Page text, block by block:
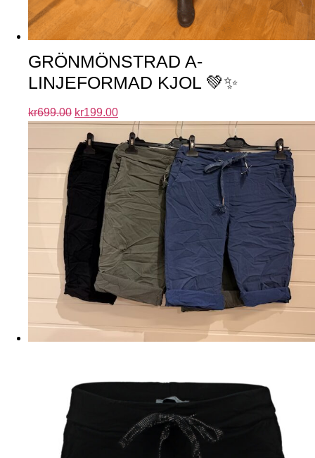
GRÖNMÖNSTRAD A-
LINJEFORMAD KJOL 💚✨
kr699.00 kr199.00